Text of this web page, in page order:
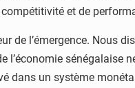
et de
de l’émergence. Nous
sénégalaise
un système